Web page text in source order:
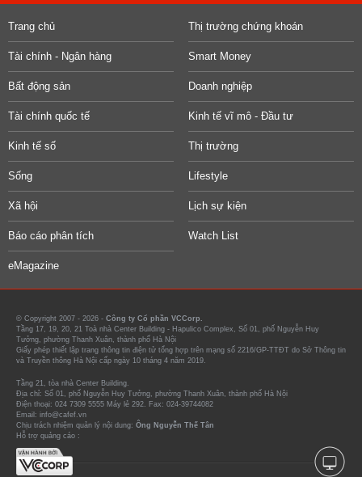
Trang chủ Thị trường chứng khoán
Tài chính - Ngân hàng Smart Money
Bất động sản Doanh nghiệp
Tài chính quốc tế Kinh tế vĩ mô - Đầu tư
Kinh tế số Thị trường
Sống Lifestyle
Xã hội Lịch sự kiện
Báo cáo phân tích Watch List
eMagazine
© Copyright 2007 - 2026 - Công ty Cổ phần VCCorp.
Tầng 17, 19, 20, 21 Toà nhà Center Building - Hapulico Complex, Số 01, phố Nguyễn Huy
Tưởng, phường Thanh Xuân, thành phố Hà Nội
Giấy phép thiết lập trang thông tin điện tử tổng hợp trên mạng số 2216/GP-TTĐT do Sở Thông tin
và Truyền thông Hà Nội cấp ngày 10 tháng 4 năm 2019.
Tầng 21, tòa nhà Center Building.
Địa chỉ: Số 01, phố Nguyễn Huy Tưởng, phường Thanh Xuân, thành phố Hà Nội
Điện thoại: 024 7309 5555 Máy lẻ 292. Fax: 024-39744082
Email: info@cafef.vn
Chịu trách nhiệm quản lý nội dung: Ông Nguyễn Thế Tân
Hỗ trợ quảng cáo :